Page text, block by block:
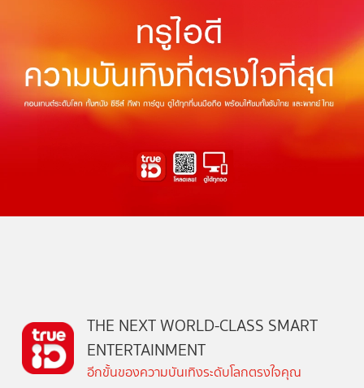
THE NEXT WORLD-CLASS SMART
ENTERTAINMENT
อีกขั้นของความบันเทิงระดับโลกตรงใจคุณ